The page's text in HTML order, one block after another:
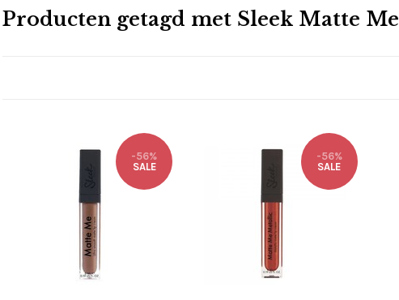
Producten getagd met Sleek Matte Me
-56%
SALE
-56%
SALE